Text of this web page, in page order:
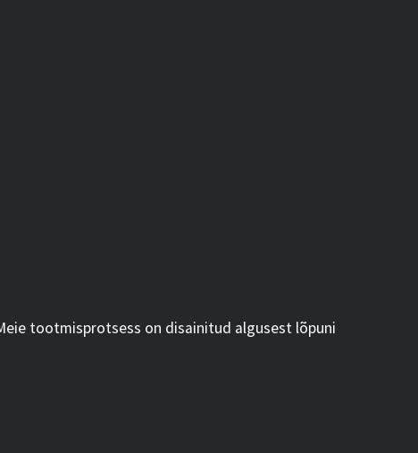
tootmisprotsess on disainitud algusest lõpuni